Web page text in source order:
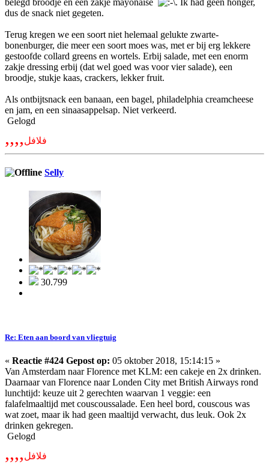
belegd broodje en een zakje mayonaise
. Ik had geen honger,
dus de snack niet gegeten.
Terug kregen we een soort niet helemaal gelukte zwarte-
bonenburger, die meer een soort moes was, met er bij erg lekkere
gestoofde collard greens en wortels. Erbij salade, met een enorm
zakje dressing erbij (dat wel goed was voor vier salade), een
broodje, stukje kaas, crackers, lekker fruit.
Als ontbijtsnack een banaan, een bagel, philadelphia creamcheese
en jam, en een sinaasappelsap. Niet verkeerd.
Gelogd
,,,,فلافل
Selly
30.799
Re: Eten aan boord van vliegtuig
« Reactie #424 Gepost op: 05 oktober 2018, 15:14:15 »
Van Amsterdam naar Florence met KLM: een cakeje en 2x drinken.
Daarnaar van Florence naar Londen City met British Airways rond
lunchtijd: keuze uit 2 gerechten waarvan 1 veggie: een
falafelmaaltijd met couscoussalade. Een heel bord, couscous was
wat zoet, maar ik had geen maaltijd verwacht, dus leuk. Ook 2x
drinken gekregen.
Gelogd
,,,,فلافل